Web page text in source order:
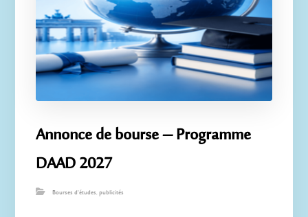
Annonce de bourse – Programme
DAAD 2027
Bourses d'études,publicités